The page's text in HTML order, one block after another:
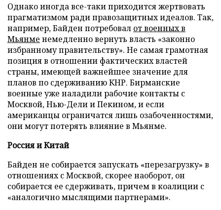
Однако иногда все-таки приходится жертвовать
прагматизмом ради правозащитных идеалов. Так,
например, Байден потребовал от военных в
Мьянме немедленно вернуть власть «законно
избранному правительству». Не самая грамотная
позиция в отношении фактических властей
страны, имеющей важнейшее значение для
планов по сдерживанию КНР. Бирманские
военные уже наладили рабочие контакты с
Москвой, Нью-Дели и Пекином, и если
американцы ограничатся лишь озабоченностями,
они могут потерять влияние в Мьянме.
Россия и Китай
Байден не собирается запускать «перезагрузку» в
отношениях с Москвой, скорее наоборот, он
собирается ее сдерживать, причем в коалиции с
«аналогично мыслящими партнерами».